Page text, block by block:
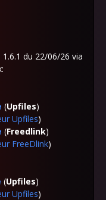
du 22/06/26 via
(Upfiles)
Upfiles)
(Freedlink)
FreeDlink)
(Upfiles)
Upfiles)